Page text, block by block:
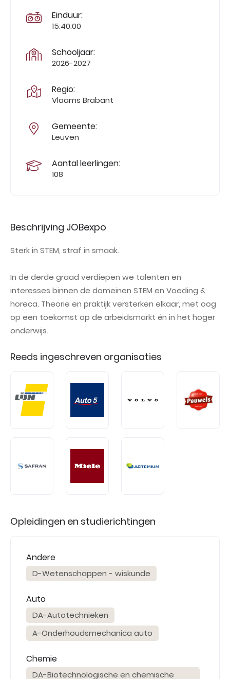
Einduur:
15:40:00
Schooljaar:
2026-2027
Regio:
Vlaams Brabant
Gemeente:
Leuven
Aantal leerlingen:
108
Beschrijving JOBexpo
Sterk in STEM, straf in smaak.
In de derde graad verdiepen we talenten en
interesses binnen de domeinen STEM en Voeding &
horeca. Theorie en praktijk versterken elkaar, met oog
op een toekomst op de arbeidsmarkt én in het hoger
onderwijs.
Reeds ingeschreven organisaties
Opleidingen en studierichtingen
Andere
D-Wetenschappen - wiskunde
Auto
DA-Autotechnieken
A-Onderhoudsmechanica auto
Chemie
DA-Biotechnologische en chemische